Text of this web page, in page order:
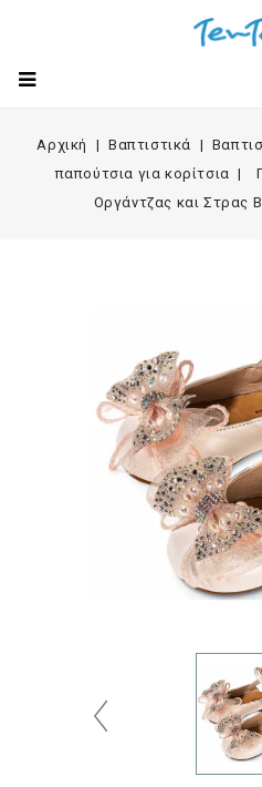
Αρχική Βαπτιστικά
παπούτσια για κορίτσια
Οργάντζας και Στρας